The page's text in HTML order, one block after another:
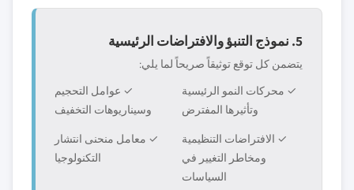
5. نموذج التنبؤ والافتراضات الرئيسية
يتضمن كل توقع توثيقاً صريحاً لما يلي:
✓ محركات النمو الرئيسية
وتأثيرها المفترض
✓ عوامل التحجيم
وسيناريوهات التخفيف
✓ الافتراضات التنظيمية
ومخاطر التغيير في
السياسات
✓ معامل منحنى انتشار
التكنولوجيا